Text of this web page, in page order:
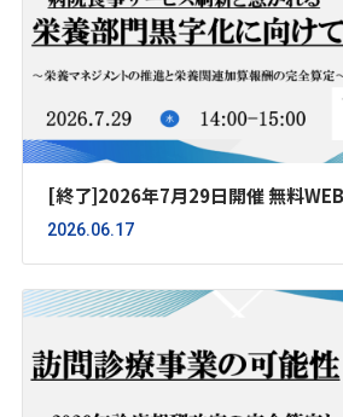
[終了]2026年7月29日開催 無料
2026.06.17